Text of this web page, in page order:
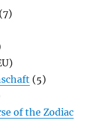
(7)
(5)
of the Zodiac